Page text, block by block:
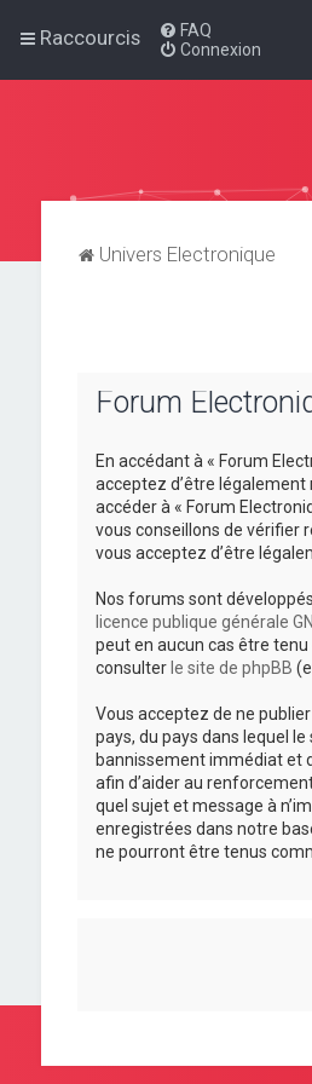
Raccourcis
FAQ
Connexion
Univers Electronique
Forum
En accédant à « Forum
acceptez d’être légalement
accéder à « Forum
vous conseillons de vérifier
vous acceptez d’être
Nos forums sont
licence publique générale
peut en aucun cas être
consulter le site de phpBB
Vous acceptez de ne
pays, du pays dans lequel
bannissement immédiat et
afin d’aider au
quel sujet et message à
enregistrées dans notre
ne pourront être tenus